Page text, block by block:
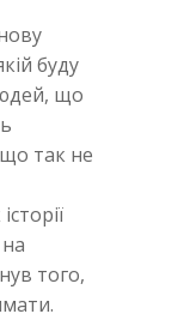
буду
що
так не
того,